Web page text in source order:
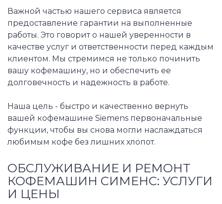
Важной частью нашего сервиса является
предоставление гарантии на выполненные
работы. Это говорит о нашей уверенности в
качестве услуг и ответственности перед каждым
клиентом. Мы стремимся не только починить
вашу кофемашину, но и обеспечить ее
долговечность и надежность в работе.
Наша цель - быстро и качественно вернуть
вашей кофемашине Siemens первоначальные
функции, чтобы вы снова могли наслаждаться
любимым кофе без лишних хлопот.
ОБСЛУЖИВАНИЕ И РЕМОНТ
КОФЕМАШИН СИМЕНС: УСЛУГИ
И ЦЕНЫ